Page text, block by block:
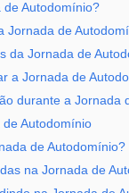
Autodomínio?
Jornada de
da Jornada de
a Jornada de
durante a Jornada
Autodomínio
de Autodomínio?
na Jornada de